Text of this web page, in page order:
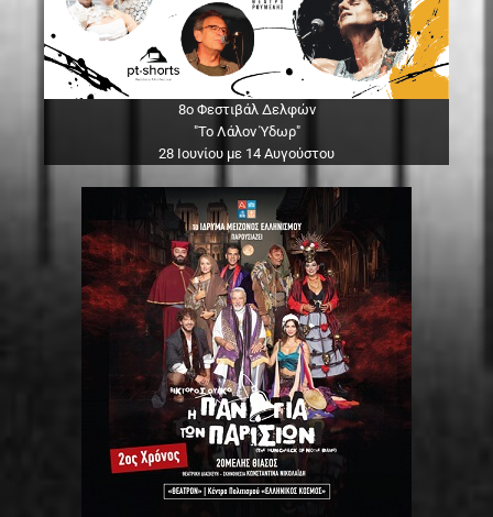
8ο Φεστιβάλ Δελφών
"Το Λάλον Ύδωρ"
28 Ιουνίου με 14 Αυγούστου